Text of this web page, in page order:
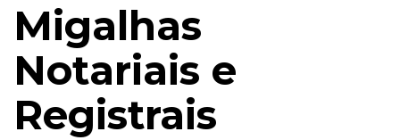
Migalhas
Notariais e
Registrais